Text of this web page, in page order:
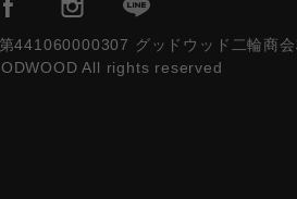
441060000307 グッドウッド二輪商会
All rights reserved